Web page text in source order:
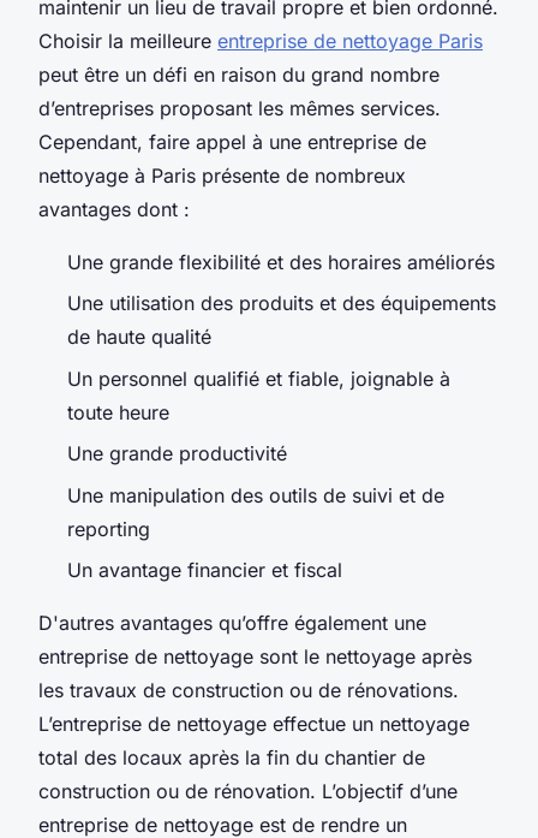
maintenir un lieu de travail propre et bien ordonné.
Choisir la meilleure entreprise de nettoyage Paris
peut être un défi en raison du grand nombre
d’entreprises proposant les mêmes services.
Cependant, faire appel à une entreprise de
nettoyage à Paris présente de nombreux
avantages dont :
Une grande flexibilité et des horaires améliorés
Une utilisation des produits et des équipements
de haute qualité
Un personnel qualifié et fiable, joignable à
toute heure
Une grande productivité
Une manipulation des outils de suivi et de
reporting
Un avantage financier et fiscal
D'autres avantages qu’offre également une
entreprise de nettoyage sont le nettoyage après
les travaux de construction ou de rénovations.
L’entreprise de nettoyage effectue un nettoyage
total des locaux après la fin du chantier de
construction ou de rénovation. L’objectif d’une
entreprise de nettoyage est de rendre un